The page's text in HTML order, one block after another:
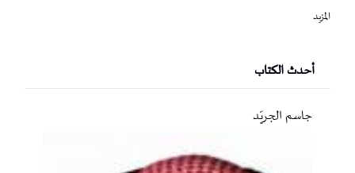
المزيد
أحدث الكتاب
جاسم الجريّد